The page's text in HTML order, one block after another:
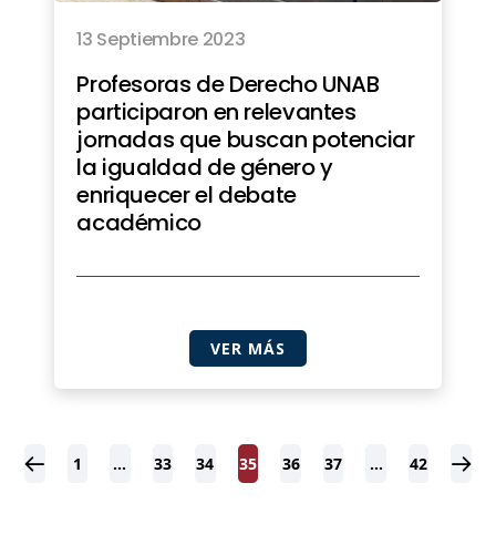
13 Septiembre 2023
Profesoras de Derecho UNAB
participaron en relevantes
jornadas que buscan potenciar
la igualdad de género y
enriquecer el debate
académico
VER MÁS
1 … 33 34 35 36 37 … 42